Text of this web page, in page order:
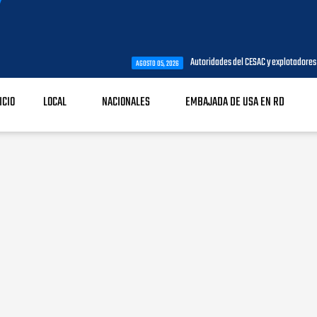
Autoridades del CESAC y explotadores de aeronaves
LOCAL NACIONALES EMBAJADA DE USA EN RD